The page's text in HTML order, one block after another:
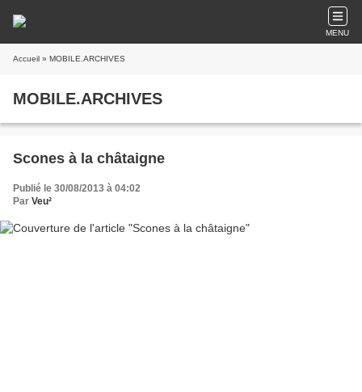
MENU
Accueil » MOBILE.ARCHIVES
MOBILE.ARCHIVES
Scones à la châtaigne
Publié le 30/08/2013 à 04:02
Par Veu²